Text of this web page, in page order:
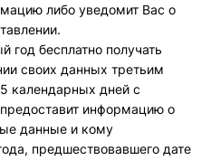
либо уведомит Вас о
год бесплатно получать
своих данных третьим
календарных дней с
информацию о
данные и кому
предшествовавшего дате